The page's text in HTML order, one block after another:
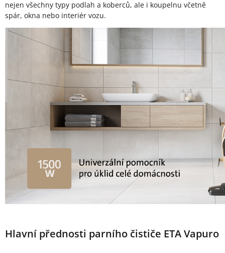
nejen všechny typy podlah a koberců, ale i koupelnu včetně
spár, okna nebo interiér vozu.
Hlavní přednosti parního čističe ETA Vapuro